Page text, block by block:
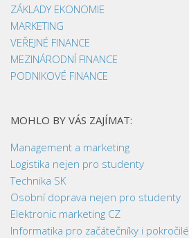
ZÁKLADY EKONOMIE
MARKETING
VEŘEJNÉ FINANCE
MEZINÁRODNÍ FINANCE
PODNIKOVÉ FINANCE
MOHLO BY VÁS ZAJÍMAT:
Management a marketing
Logistika nejen pro studenty
Technika SK
Osobní doprava nejen pro studenty
Elektronic marketing CZ
Informatika pro začátečníky i pokročilé